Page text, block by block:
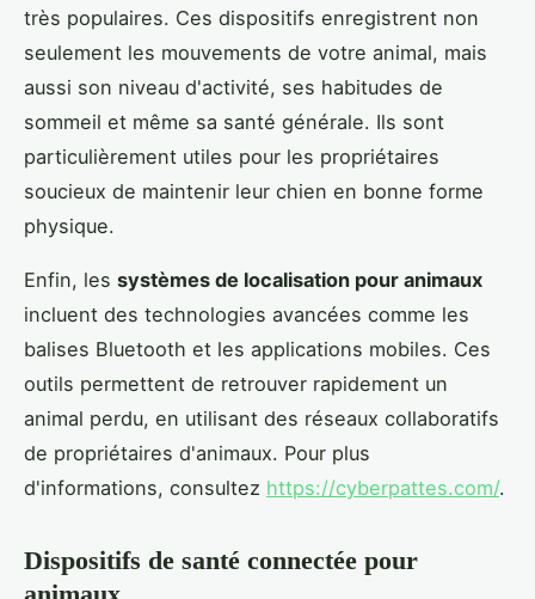
très populaires. Ces dispositifs enregistrent non
seulement les mouvements de votre animal, mais
aussi son niveau d'activité, ses habitudes de
sommeil et même sa santé générale. Ils sont
particulièrement utiles pour les propriétaires
soucieux de maintenir leur chien en bonne forme
physique.
Enfin, les systèmes de localisation pour animaux
incluent des technologies avancées comme les
balises Bluetooth et les applications mobiles. Ces
outils permettent de retrouver rapidement un
animal perdu, en utilisant des réseaux collaboratifs
de propriétaires d'animaux. Pour plus
d'informations, consultez https://cyberpattes.com/.
Dispositifs de santé connectée pour